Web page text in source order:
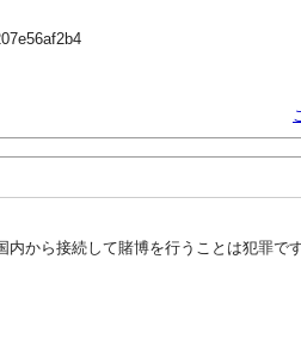
から接続して賭博を行うことは犯罪です